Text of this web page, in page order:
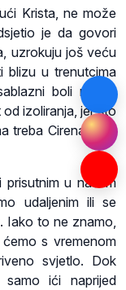
Krista, ne može
je da govori
uzrokuju još veću
blizu u trenutcima
boli nekog
izoliranja, jer što
treba Cirenac koji
u našem
udaljenim ili se
Iako to ne znamo,
s vremenom
svjetlo. Dok
ići naprijed